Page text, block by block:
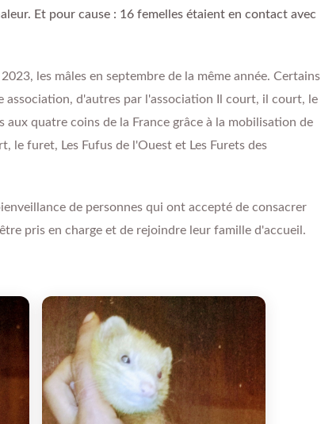
Et pour cause : 16 femelles étaient en contact avec
les mâles en septembre de la même année. Certains
d'autres par l'association Il court, il court, le
quatre coins de la France grâce à la mobilisation de
le furet, Les Fufus de l'Ouest et Les Furets des
de personnes qui ont accepté de consacrer
pris en charge et de rejoindre leur famille d'accueil.